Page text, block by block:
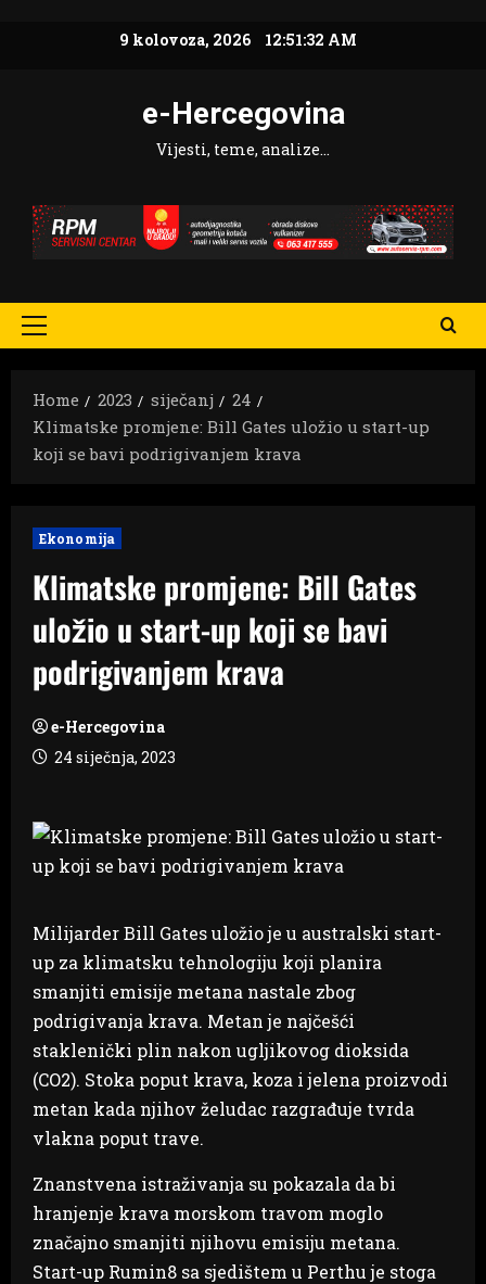
9 kolovoza, 2026 12:51:33 AM
e-Hercegovina
Vijesti, teme, analize…
Primary
Home
2023 siječanj
24
Klimatske promjene: Bill Gates uložio u start-up
koji se bavi podrigivanjem krava
Ekonomija
Klimatske promjene: Bill Gates
uložio u start-up koji se bavi
podrigivanjem krava
e-Hercegovina
24 siječnja, 2023
Milijarder Bill Gates uložio je u australski start-
up za klimatsku tehnologiju koji planira
smanjiti emisije metana nastale zbog
podrigivanja krava. Metan je najčešći
staklenički plin nakon ugljikovog dioksida
(CO2). Stoka poput krava, koza i jelena proizvodi
metan kada njihov želudac razgrađuje tvrda
vlakna poput trave.
Znanstvena istraživanja su pokazala da bi
hranjenje krava morskom travom moglo
značajno smanjiti njihovu emisiju metana.
Start-up Rumin8 sa sjedištem u Perthu je stoga